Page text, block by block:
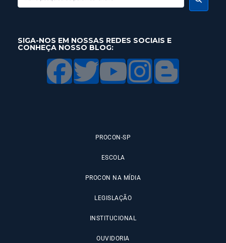
SIGA-NOS EM NOSSAS REDES SOCIAIS E
CONHEÇA NOSSO BLOG:
PROCON-SP
ESCOLA
PROCON NA MÍDIA
LEGISLAÇÃO
INSTITUCIONAL
OUVIDORIA